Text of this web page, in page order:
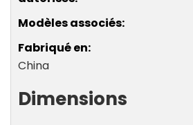
Modèles associés
Fabriqué en
China
Dimensions